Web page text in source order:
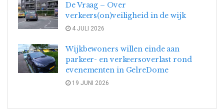
De Vraag – Over
verkeers(on)veiligheid in de wijk
4 JULI 2026
Wijkbewoners willen einde aan
parkeer- en verkeersoverlast rond
evenementen in GelreDome
19 JUNI 2026